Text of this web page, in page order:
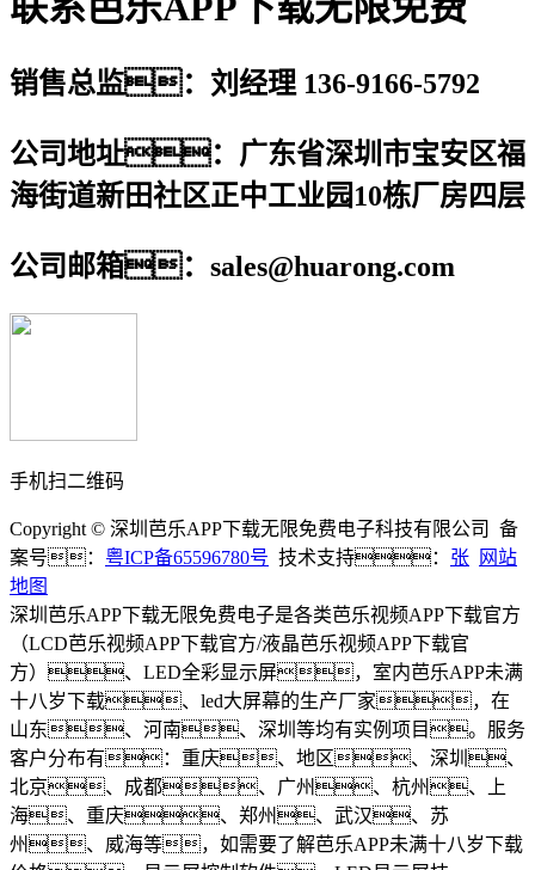
销售总监：刘经理 136-9166-5792
公司地址：广东省深圳市宝安区福
海街道新田社区正中工业园10栋厂房四层
公司邮箱：sales@huarong.com
手机扫二维码
Copyright © 深圳芭乐APP下载无限免费电子科技有限公司 备
案号： 粤ICP备65596780号 技术支持： 张
网站
地图
深圳芭乐APP下载无限免费电子是各类芭乐视频APP下载官方
（LCD芭乐视频APP下载官方/液晶芭乐视频APP下载官
方）、LED全彩显示屏，室内芭乐APP未满
十八岁下载、led大屏幕的生产厂家，在
山东、河南、深圳等均有实例项目。服务
客户分布有：重庆、地区、深圳、
北京、成都、广州、杭州、上
海、重庆、郑州、武汉、苏
州、威海等，如需要了解芭乐APP未满十八岁下载